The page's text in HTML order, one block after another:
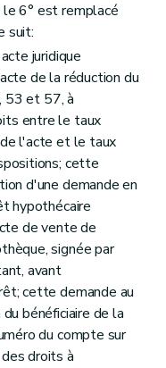
6° est remplacé
suit:
juridique
de la réduction du
53 et 57, à
entre le taux
l'acte et le taux
cette
d'une demande en
hypothécaire
de vente de
signée par
avant
cette demande au
bénéficiaire de la
du compte sur
droits à